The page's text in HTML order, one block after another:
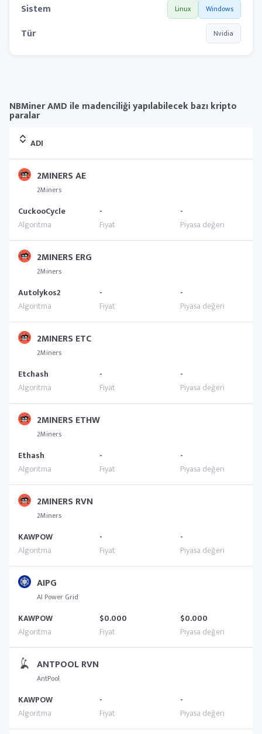
Sistem Linux Windows
Tür Nvidia
NBMiner AMD ile madenciliği yapılabilecek bazı kripto
paralar
ADI
2MINERS AE
2Miners
CuckooCycle - -
2MINERS ERG
2Miners
Autolykos2 - -
2MINERS ETC
2Miners
Etchash - -
2MINERS ETHW
2Miners
Ethash - -
2MINERS RVN
2Miners
KAWPOW - -
AIPG
AI Power Grid
KAWPOW $0.000 $0.000
ANTPOOL RVN
AntPool
KAWPOW - -